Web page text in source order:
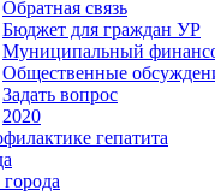
Обратная связь
Бюджет для граждан УР
Муниципальный
Общественные
Задать вопрос
2020
гепатита
города